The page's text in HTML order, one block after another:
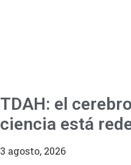
TDAH: el
ciencia está
3 agosto, 2026